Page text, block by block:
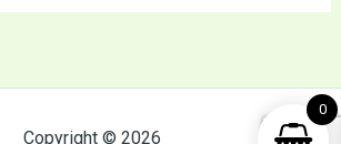
Copyright © 2026
0